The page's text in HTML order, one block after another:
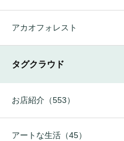
アカオフォレスト
タグクラウド
お店紹介（553）
アートな生活（45）